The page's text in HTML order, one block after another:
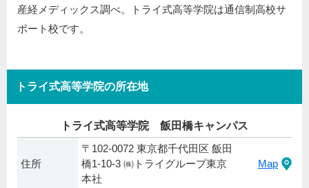
産経メディックス調べ。トライ式⾼等学院は通信制⾼校サ
ポート校です。​
トライ式高等学院の所在地
トライ式高等学院 飯田橋キャンパス
住所
〒102-0072 東京都千代田区 飯田
橋1-10-3 ㈱トライグループ東京
本社
Map